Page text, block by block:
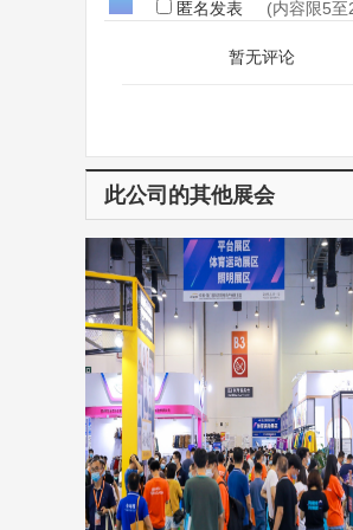
匿名发表 (内容限5
暂无评论
此公司的其他展会